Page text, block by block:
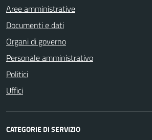
Aree amministrative
Documenti e dati
Organi di governo
Personale amministrativo
Politici
Uffici
CATEGORIE DI SERVIZIO